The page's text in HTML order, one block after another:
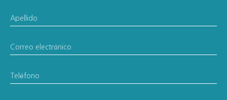
Apellido
Correo electrónico
Teléfono